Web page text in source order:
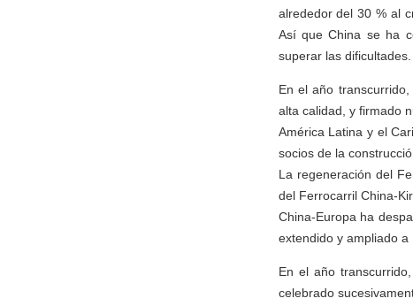
alrededor del 30 % al
Así que China se ha
superar las dificultades.
En el año
alta calidad, y firmado
América Latina y el
socios de la
La regeneración del
del Ferrocarril China-
China-Europa ha
extendido y ampliado a
En el año
celebrado